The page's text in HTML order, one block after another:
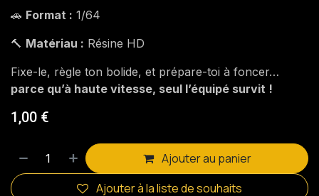
🚗 Format : 1/64
🔨 Matériau : Résine HD
Fixe-le, règle ton bolide, et prépare-toi à foncer…
parce qu’à haute vitesse, seul l’équipé survit !
1,00 €
Ajouter au panier
Ajouter à la liste de souhaits